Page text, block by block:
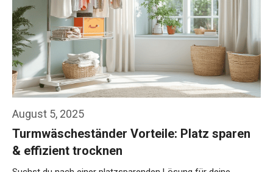
August 5, 2025
Turmwäscheständer Vorteile: Platz sparen
& effizient trocknen